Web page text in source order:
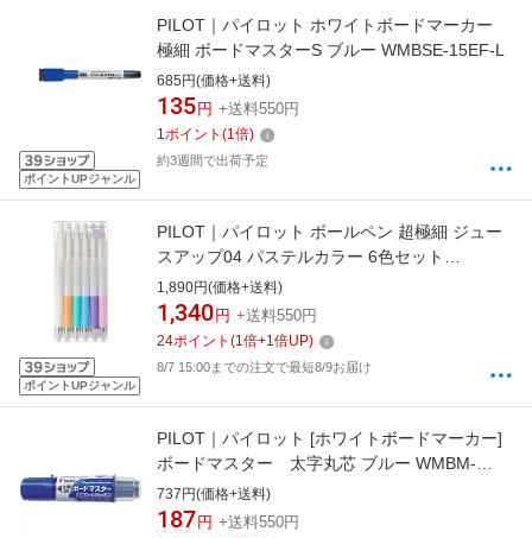
ポイントUPジャンル
PILOT｜パイロット ホワイトボードマーカー
極細 ボードマスターS ブルー WMBSE-15EF-L
685円(価格+送料)
135 円 +送料550円
1ポイント (1倍)
約3週間で出荷予定
ポイントUPジャンル
PILOT｜パイロット ボールペン 超極細 ジュー
スアップ04 パステルカラー 6色セット
LJP120S4-6CP [0.4mm]
1,890円(価格+送料)
1,340 円 +送料550円
24ポイント (1倍+1倍UP)
8/7 15:00までの注文で最短8/9お届け
PILOT｜パイロット [ホワイトボードマーカー]
ボードマスター 太字丸芯 ブルー WMBM-
18BM-L
737円(価格+送料)
187 円 +送料550円